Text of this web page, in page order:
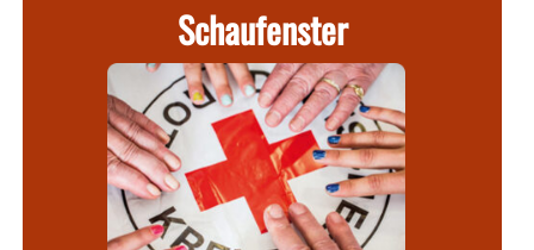
Schaufenster